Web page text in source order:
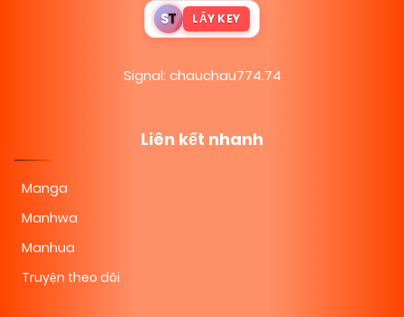
ST LẤY KEY
Signal: chauchau774.74
Liên kết nhanh
Manga
Manhwa
Manhua
Truyện theo dõi